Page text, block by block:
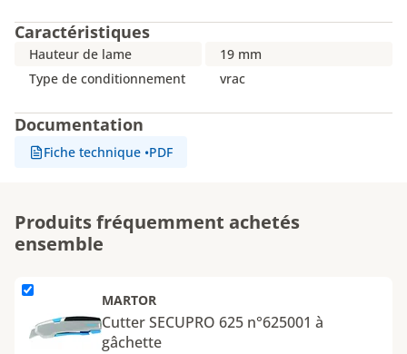
Caractéristiques
Hauteur de lame
19 mm
Type de conditionnement
vrac
Documentation
Fiche technique •PDF
Produits fréquemment achetés
ensemble
L'élément Cutter SECUPRO 625 n°625001 à gâchette est ajouté
MARTOR
Cutter SECUPRO 625 n°625001 à
gâchette